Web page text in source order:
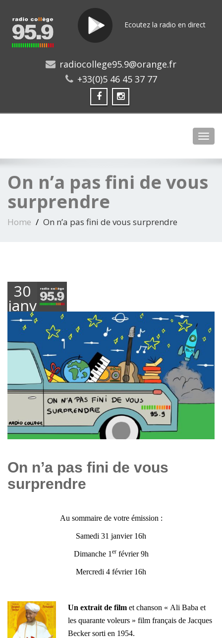
Ecoutez la radio en direct
radiocollege95.9@orange.fr
+33(0)5 46 45 37 77
On n’a pas fini de vous
surprendre
Home On n’a pas fini de vous surprendre
30
janvier
2026
On n’a pas fini de vous
surprendre
Au sommaire de votre émission :
Samedi 31 janvier 16h
Dimanche 1 erfévrier 9h
Mercredi 4 février 16h
Un extrait de film et chanson « Ali Baba et
les quarante voleurs » film français de Jacques
Becker sorti en 1954.